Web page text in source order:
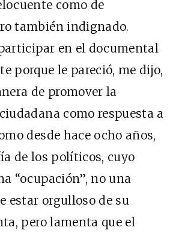
como de
también indignado.
en el documental
porque le pareció, me dijo,
de promover la
como respuesta a
desde hace ocho años,
de los políticos, cuyo
“ocupación”, no una
estar orgulloso de su
pero lamenta que el